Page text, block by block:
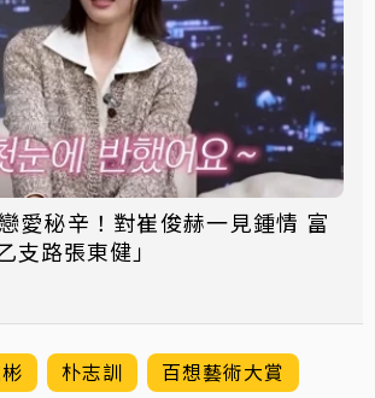
愛秘辛！對崔俊赫一見鍾情 富
支路張東健」
朴志訓
百想藝術大賞